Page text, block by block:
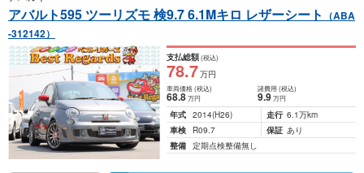
アバルト595 ツーリズモ 検9.7 6.1Mキロ レザーシート （ABA
-312142）
支払総額(税込)
78.7万円
車両価格(税込)
68.8万円
諸費用 (税込)
9.9 万円
年式 2014(H26) 走行 6.1万km
車検
R09.7 保証 あり
整備 定期点検整備無し